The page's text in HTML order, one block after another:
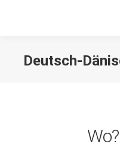
Deutsch-
Wo?